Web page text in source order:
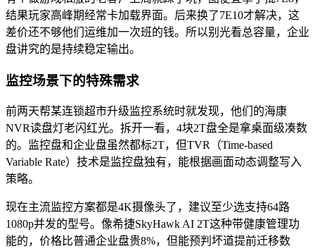
结果玩家高峰期经常卡加载界面。后来换了7E10才解决，这
差价还不够他们运维加一次班的钱。所以别光看总容量，企业
盘讲究的是持续稳定输出。
监控场景下的特殊需求
前两天帮某连锁超市升级监控系统时就发现，他们的海康
NVR读盘灯老闪红光。拆开一看，4块2T盘全是拿桌面级凑数
的。监控盘和企业盘虽然都标2T，但TVR（Time-based
Variable Rate）技术是监控盘独有，能根据画面动态调整写入
策略。
现在主流监控方案都是4K摄像头了，建议至少选支持64路
1080p并发的型号。像希捷SkyHawk AI 2T这种带健康管理功
能的，价格比普通企业盘贵8%，但能预判坏道提前迁移数